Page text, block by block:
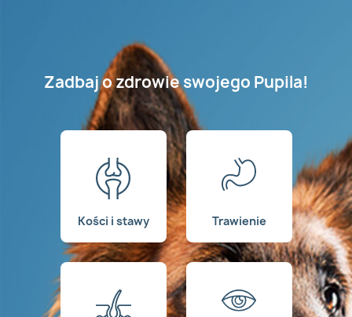
Zadbaj o zdrowie swojego Pupila!
Kości i stawy Trawienie